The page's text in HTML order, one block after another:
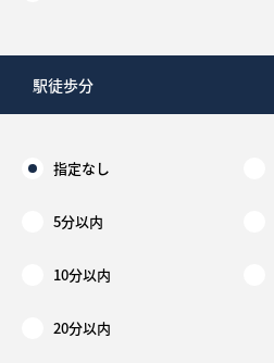
駅徒歩分
指定なし
5分以内
10分以内
20分以内